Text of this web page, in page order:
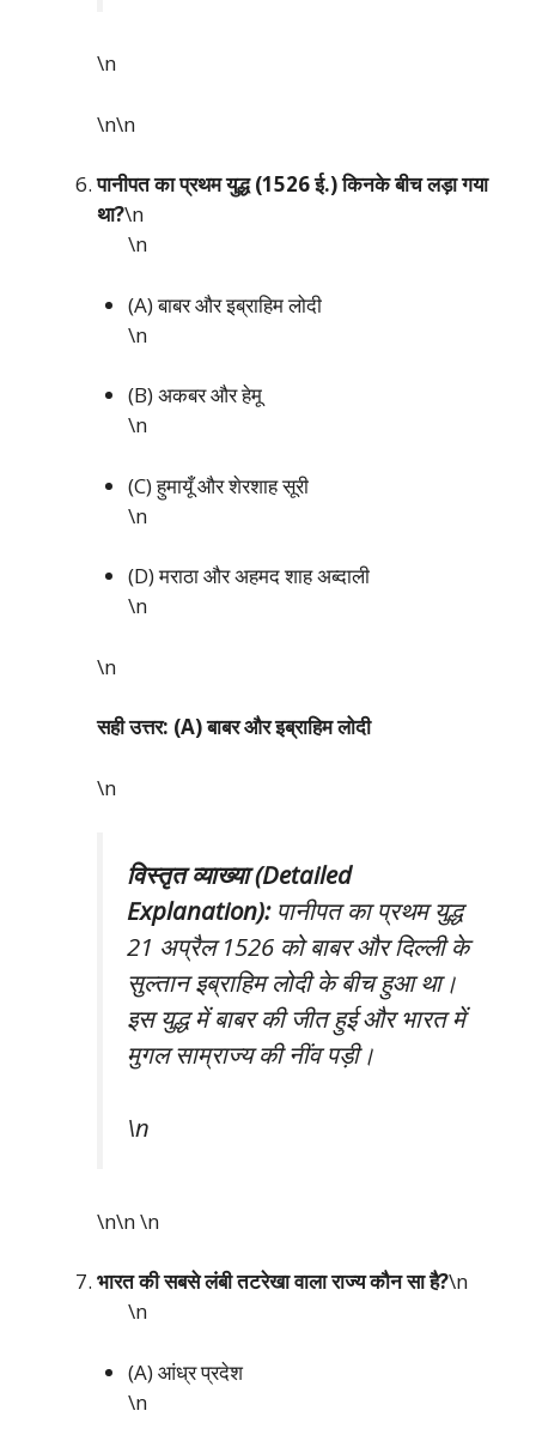
\n
\n\n
पानीपत का प्रथम युद्ध (1526 ई.) किनके बीच लड़ा गया
था?\n
\n
(A) बाबर और इब्राहिम लोदी
\n
(B) अकबर और हेमू
\n
(C) हुमायूँ और शेरशाह सूरी
\n
(D) मराठा और अहमद शाह अब्दाली
\n
\n
सही उत्तर: (A) बाबर और इब्राहिम लोदी
\n
विस्तृत व्याख्या (Detailed
Explanation):पानीपत का प्रथम युद्ध
21 अप्रैल 1526 को बाबर और दिल्ली के
सुल्तान इब्राहिम लोदी के बीच हुआ था।
इस युद्ध में बाबर की जीत हुई और भारत में
मुगल साम्राज्य की नींव पड़ी।
\n
\n\n\n
भारत की सबसे लंबी तटरेखा वाला राज्य कौन सा है?\n
\n
(A) आंध्र प्रदेश
\n